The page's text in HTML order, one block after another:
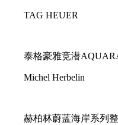
TAG HEUER
泰格豪雅竞潜
Michel Herbelin
赫柏林蔚蓝海岸系列